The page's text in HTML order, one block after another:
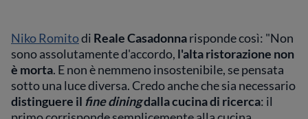
Niko Romitodi Reale Casadonnarisponde così: "Non
sono assolutamente d'accordo, l'alta ristorazione non
è morta. E non è nemmeno insostenibile, se pensata
sotto una luce diversa. Credo anche che sia necessario
distinguere il fine diningdalla cucina di ricerca: il